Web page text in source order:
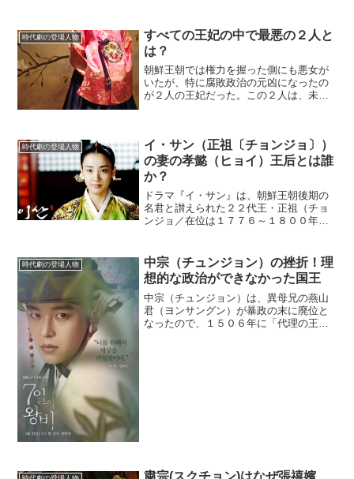
理由はそれだけだったのか。むしろ、羅
景彦に生きていてもらっては...
時代劇の登場人物
すべての王妃の中で最悪の２人と
は？
朝鮮王朝では権力を握った側にも悪女が
いたが、特に腐敗政治の元凶になったの
が２人の王妃だった。この２人は、未成
時代劇の登場人物
イ・サン（正祖〔チョンジョ〕）
の妻の孝懿（ヒョイ）王后とは誰
か？
ドラマ『イ・サン』は、朝鮮王朝後期の
名君と讃えられた２２代王・正祖（チョ
ンジョ／在位は１７７６～１８００年）
った。その中で、特に興味深かったのが
妻の孝懿（ヒョイ）王后だ...
時代劇の登場人物
中宗（チュンジョン）の挫折！理
想的な政治ができなかった国王
中宗（チュンジョン）は、異母兄の燕山
君（ヨンサングン）が暴政の末に廃位と
なったので、１５０６年に「代理の王」